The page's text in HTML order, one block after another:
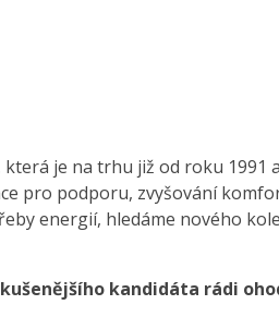
je na trhu již od roku 1991
pro podporu, zvyšování
energií, hledáme nového
kandidáta rádi